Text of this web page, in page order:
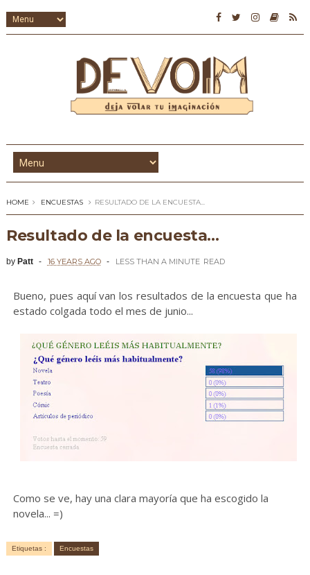
HOME ENCUESTAS RESULTADO DE LA ENCUESTA...
Resultado de la encuesta...
by Patt 16 YEARS AGO LESS THAN A MINUTE READ
Bueno, pues aquí van los resultados de la encuesta que ha
estado colgada todo el mes de junio...
Como se ve, hay una clara mayoría que ha escogido la
novela... =)
Etiquetas : Encuestas